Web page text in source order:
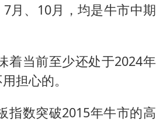
月、10月，均是牛市中期
着当前至少还处于2024年
担心的。
指数突破2015年牛市的高